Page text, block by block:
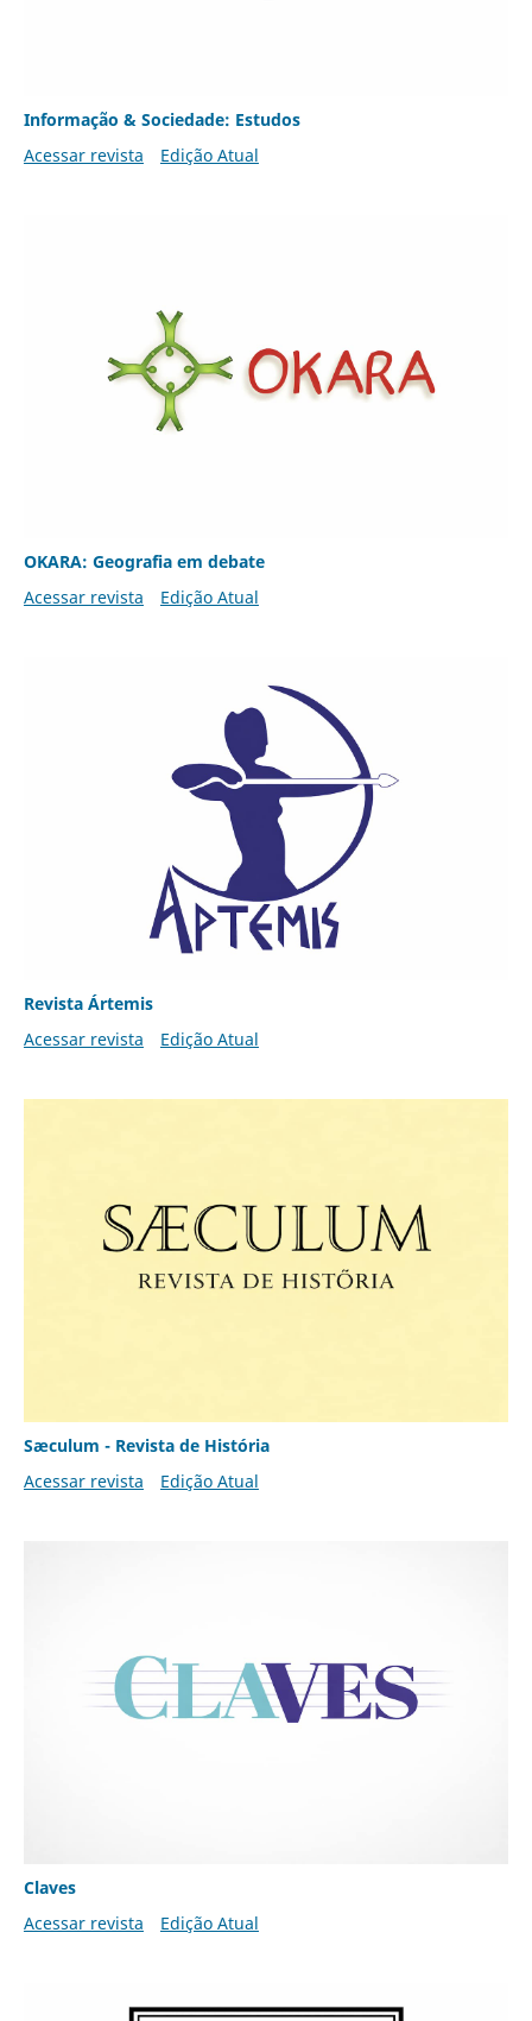
Informação & Sociedade: Estudos
Acessar revista
Edição Atual
OKARA: Geografia em debate
Acessar revista
Edição Atual
Revista Ártemis
Acessar revista
Edição Atual
Sæculum - Revista de História
Acessar revista
Edição Atual
Claves
Acessar revista
Edição Atual